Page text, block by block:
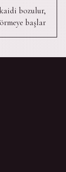
bozulur,
başlar